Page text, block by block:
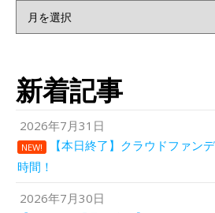
投稿記事
新着記事
2026年7月31日
NEW!
【本日終了】クラウドファン
時間！
2026年7月30日